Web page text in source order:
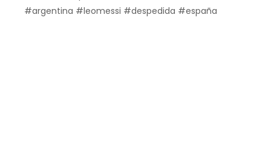
#argentina #leomessi #despedida #españa